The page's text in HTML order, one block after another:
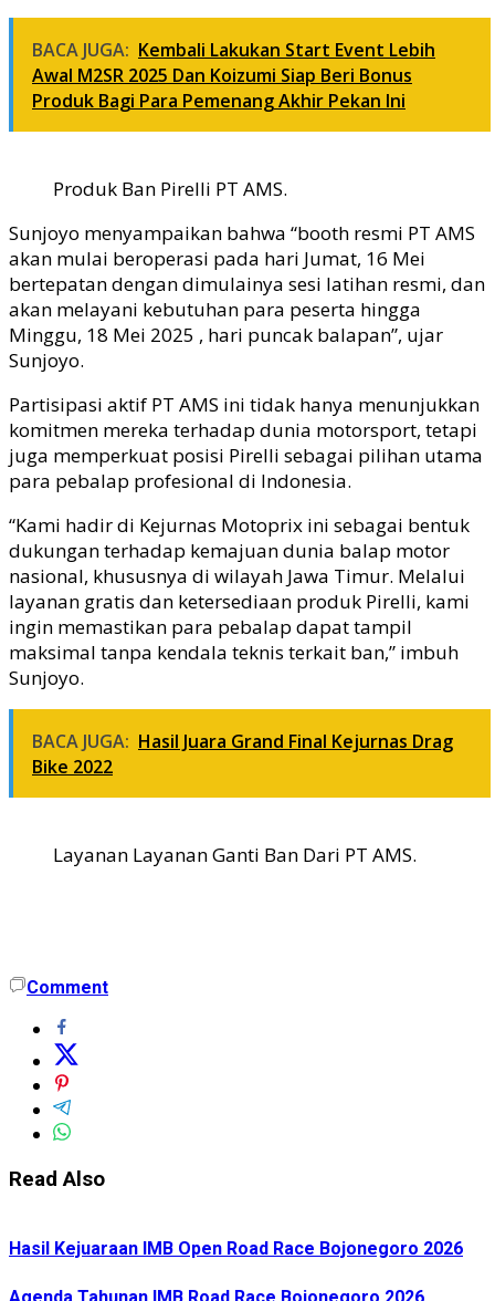
BACA JUGA: Kembali Lakukan Start Event Lebih
Awal M2SR 2025 Dan Koizumi Siap Beri Bonus
Produk Bagi Para Pemenang Akhir Pekan Ini
Produk Ban Pirelli PT AMS.
Sunjoyo menyampaikan bahwa “booth resmi PT AMS
akan mulai beroperasi pada hari Jumat, 16 Mei
bertepatan dengan dimulainya sesi latihan resmi, dan
akan melayani kebutuhan para peserta hingga
Minggu, 18 Mei 2025 , hari puncak balapan”, ujar
Sunjoyo.
Partisipasi aktif PT AMS ini tidak hanya menunjukkan
komitmen mereka terhadap dunia motorsport, tetapi
juga memperkuat posisi Pirelli sebagai pilihan utama
para pebalap profesional di Indonesia.
“Kami hadir di Kejurnas Motoprix ini sebagai bentuk
dukungan terhadap kemajuan dunia balap motor
nasional, khususnya di wilayah Jawa Timur. Melalui
layanan gratis dan ketersediaan produk Pirelli, kami
ingin memastikan para pebalap dapat tampil
maksimal tanpa kendala teknis terkait ban,” imbuh
Sunjoyo.
BACA JUGA: Hasil Juara Grand Final Kejurnas Drag
Bike 2022
Layanan Layanan Ganti Ban Dari PT AMS.
Comment
Read Also
Hasil Kejuaraan IMB Open Road Race Bojonegoro 2026